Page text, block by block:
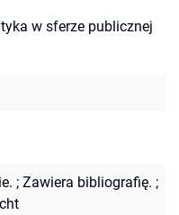
w sferze publicznej
; Zawiera bibliografię. ;